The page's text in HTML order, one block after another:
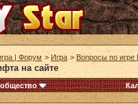
| Форум > Игра > Вопросы по игре
на сайте